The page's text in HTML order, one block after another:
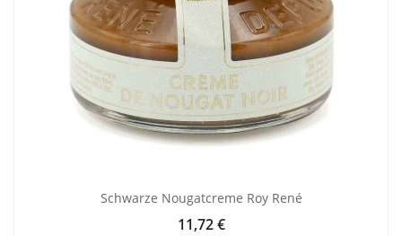
Schwarze Nougatcreme Roy René
Preis
11,72 €